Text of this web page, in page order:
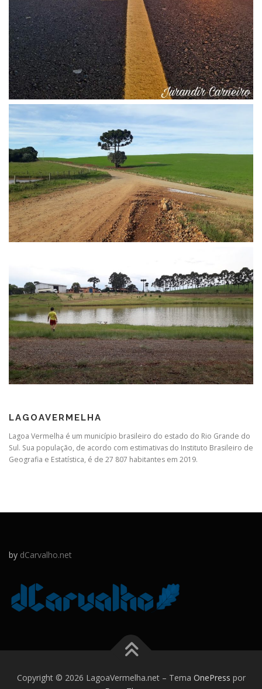
LAGOAVERMELHA
Lagoa Vermelha é um município brasileiro do estado do Rio Grande do
Sul. Sua população, de acordo com estimativas do Instituto Brasileiro de
Geografia e Estatística, é de 27 807 habitantes em 2019.
by dCarvalho.net
Copyright © 2026 LagoaVermelha.net – Tema OnePress por